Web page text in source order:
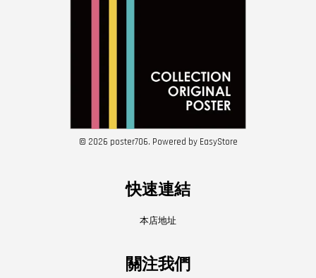
© 2026 poster706. Powered by EasyStore
快速連結
本店地址
關注我們